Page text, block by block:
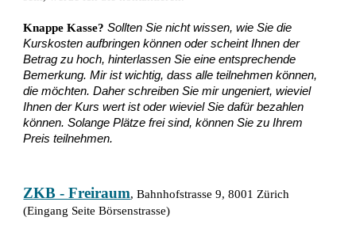
Knappe Kasse?Sollten Sie nicht wissen, wie Sie die
Kurskosten aufbringen können oder scheint Ihnen der
Betrag zu hoch, hinterlassen Sie eine entsprechende
Bemerkung. Mir ist wichtig, dass alle teilnehmen können,
die möchten. Daher schreiben Sie mir ungeniert, wieviel
Ihnen der Kurs wert ist oder wieviel Sie dafür bezahlen
können. Solange Plätze frei sind, können Sie zu Ihrem
Preis teilnehmen.
ZKB - Freiraum, Bahnhofstrasse 9, 8001 Zürich
(Eingang Seite Börsenstrasse)